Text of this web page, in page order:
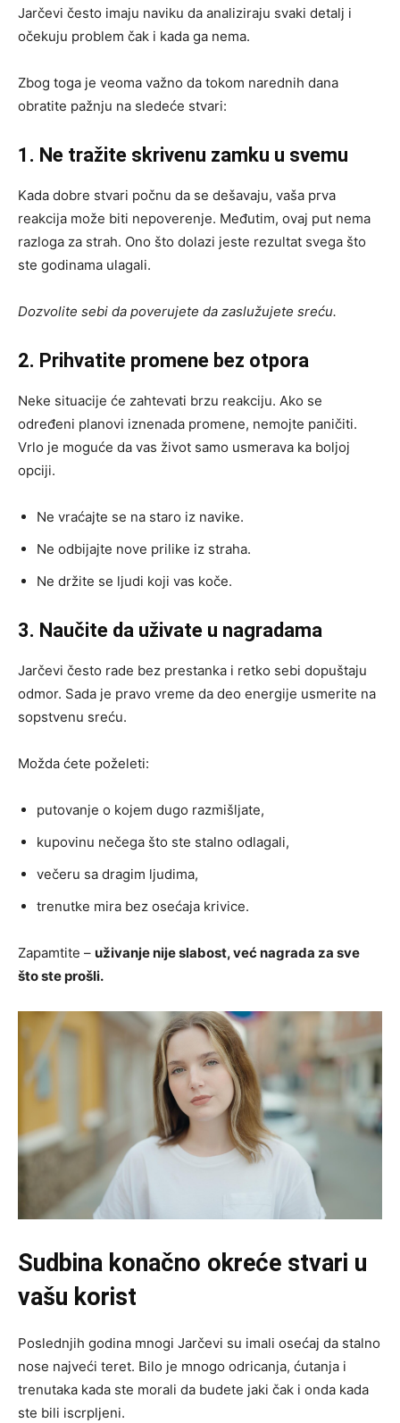
Jarčevi često imaju naviku da analiziraju svaki detalj i
očekuju problem čak i kada ga nema.
Zbog toga je veoma važno da tokom narednih dana
obratite pažnju na sledeće stvari:
1. Ne tražite skrivenu zamku u svemu
Kada dobre stvari počnu da se dešavaju, vaša prva
reakcija može biti nepoverenje. Međutim, ovaj put nema
razloga za strah. Ono što dolazi jeste rezultat svega što
ste godinama ulagali.
Dozvolite sebi da poverujete da zaslužujete sreću.
2. Prihvatite promene bez otpora
Neke situacije će zahtevati brzu reakciju. Ako se
određeni planovi iznenada promene, nemojte paničiti.
Vrlo je moguće da vas život samo usmerava ka boljoj
opciji.
Ne vraćajte se na staro iz navike.
Ne odbijajte nove prilike iz straha.
Ne držite se ljudi koji vas koče.
3. Naučite da uživate u nagradama
Jarčevi često rade bez prestanka i retko sebi dopuštaju
odmor. Sada je pravo vreme da deo energije usmerite na
sopstvenu sreću.
Možda ćete poželeti:
putovanje o kojem dugo razmišljate,
kupovinu nečega što ste stalno odlagali,
večeru sa dragim ljudima,
trenutke mira bez osećaja krivice.
Zapamtite – uživanje nije slabost, već nagrada za sve
što ste prošli.
Sudbina konačno okreće stvari u
vašu korist
Poslednjih godina mnogi Jarčevi su imali osećaj da stalno
nose najveći teret. Bilo je mnogo odricanja, ćutanja i
trenutaka kada ste morali da budete jaki čak i onda kada
ste bili iscrpljeni.